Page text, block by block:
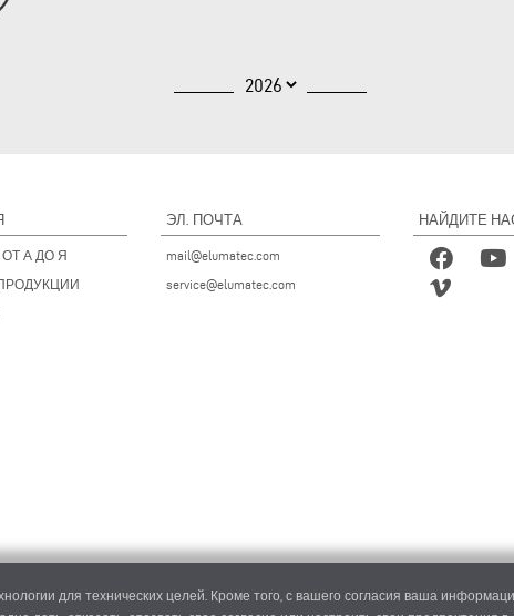
А ДО Я
ЭЛ. ПОЧТА
mail@elumatec.com
service@elumatec.com
НАЙДИТЕ
для технических целей. Кроме того, с вашего согласия ваша